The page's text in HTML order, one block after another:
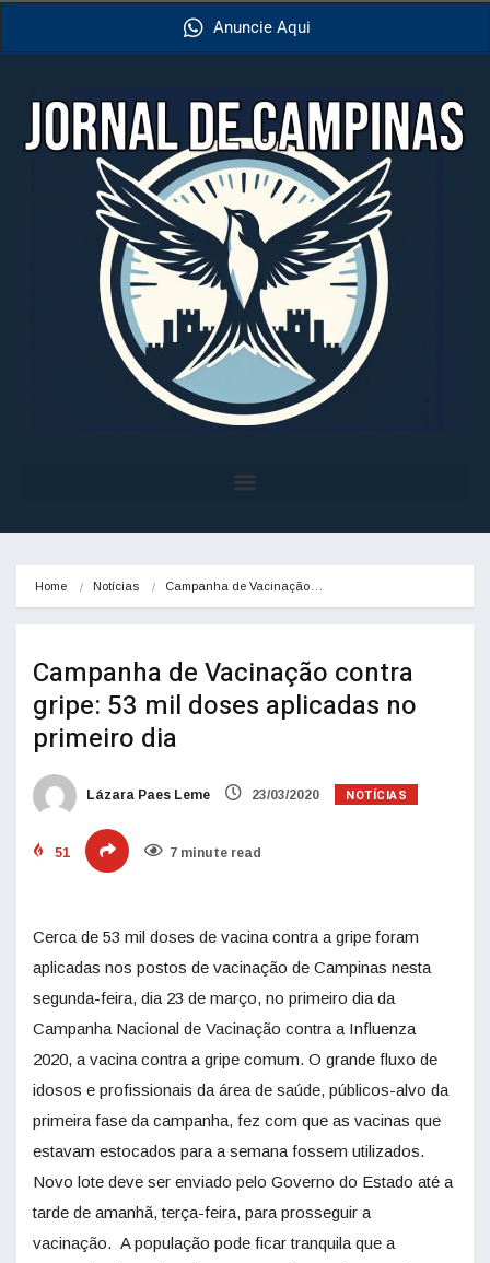
Anuncie Aqui
Home Notícias Campanha de Vacinação…
Campanha de Vacinação contra
gripe: 53 mil doses aplicadas no
primeiro dia
Lázara Paes Leme 23/03/2020 NOTÍCIAS
51 7 minute read
Cerca de 53 mil doses de vacina contra a gripe foram
aplicadas nos postos de vacinação de Campinas nesta
segunda-feira, dia 23 de março, no primeiro dia da
Campanha Nacional de Vacinação contra a Influenza
2020, a vacina contra a gripe comum. O grande fluxo de
idosos e profissionais da área de saúde, públicos-alvo da
primeira fase da campanha, fez com que as vacinas que
estavam estocados para a semana fossem utilizados.
Novo lote deve ser enviado pelo Governo do Estado até a
tarde de amanhã, terça-feira, para prosseguir a
vacinação. A população pode ficar tranquila que a